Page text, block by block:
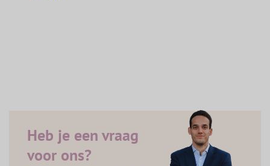
Heb je een vraag
voor ons?